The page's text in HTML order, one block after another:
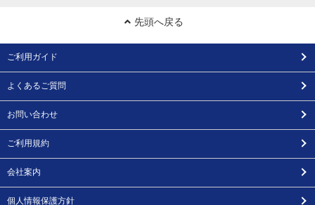
先頭へ戻る
ご利用ガイド
よくあるご質問
お問い合わせ
ご利用規約
会社案内
個人情報保護方針